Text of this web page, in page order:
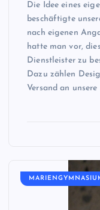
Die Idee eines
beschäftigte
nach eigenen
hatte man vor,
Dienstleister zu
Dazu zählen
Versand an unsere